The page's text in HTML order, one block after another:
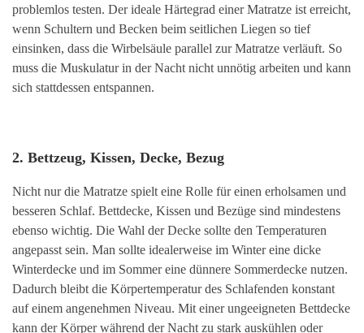
problemlos testen. Der ideale Härtegrad einer Matratze ist erreicht,
wenn Schultern und Becken beim seitlichen Liegen so tief
einsinken, dass die Wirbelsäule parallel zur Matratze verläuft. So
muss die Muskulatur in der Nacht nicht unnötig arbeiten und kann
sich stattdessen entspannen.
2. Bettzeug, Kissen, Decke, Bezug
Nicht nur die Matratze spielt eine Rolle für einen erholsamen und
besseren Schlaf. Bettdecke, Kissen und Bezüge sind mindestens
ebenso wichtig. Die Wahl der Decke sollte den Temperaturen
angepasst sein. Man sollte idealerweise im Winter eine dicke
Winterdecke und im Sommer eine dünnere Sommerdecke nutzen.
Dadurch bleibt die Körpertemperatur des Schlafenden konstant
auf einem angenehmen Niveau. Mit einer ungeeigneten Bettdecke
kann der Körper während der Nacht zu stark auskühlen oder